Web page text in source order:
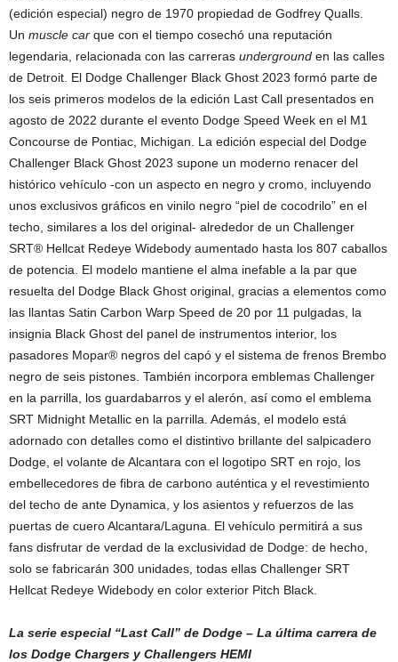
(edición especial) negro de 1970 propiedad de Godfrey Qualls.
Un muscle car que con el tiempo cosechó una reputación
legendaria, relacionada con las carreras underground en las calles
de Detroit. El Dodge Challenger Black Ghost 2023 formó parte de
los seis primeros modelos de la edición Last Call presentados en
agosto de 2022 durante el evento Dodge Speed Week en el M1
Concourse de Pontiac, Michigan. La edición especial del Dodge
Challenger Black Ghost 2023 supone un moderno renacer del
histórico vehículo -con un aspecto en negro y cromo, incluyendo
unos exclusivos gráficos en vinilo negro “piel de cocodrilo” en el
techo, similares a los del original- alrededor de un Challenger
SRT® Hellcat Redeye Widebody aumentado hasta los 807 caballos
de potencia. El modelo mantiene el alma inefable a la par que
resuelta del Dodge Black Ghost original, gracias a elementos como
las llantas Satin Carbon Warp Speed de 20 por 11 pulgadas, la
insignia Black Ghost del panel de instrumentos interior, los
pasadores Mopar® negros del capó y el sistema de frenos Brembo
negro de seis pistones. También incorpora emblemas Challenger
en la parrilla, los guardabarros y el alerón, así como el emblema
SRT Midnight Metallic en la parrilla. Además, el modelo está
adornado con detalles como el distintivo brillante del salpicadero
Dodge, el volante de Alcantara con el logotipo SRT en rojo, los
embellecedores de fibra de carbono auténtica y el revestimiento
del techo de ante Dynamica, y los asientos y refuerzos de las
puertas de cuero Alcantara/Laguna. El vehículo permitirá a sus
fans disfrutar de verdad de la exclusividad de Dodge: de hecho,
solo se fabricarán 300 unidades, todas ellas Challenger SRT
Hellcat Redeye Widebody en color exterior Pitch Black.
La serie especial “Last Call” de Dodge – La última carrera de
los Dodge Chargers y Challengers HEMI